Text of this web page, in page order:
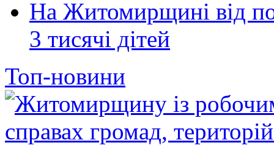
На Житомирщині від
3 тисячі дітей
Топ-новини